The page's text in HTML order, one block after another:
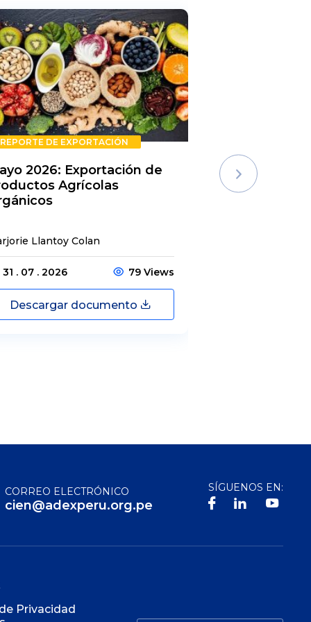
REPORTE DE EXPORTACIÓN
2026: Exportación de
Agrícolas
Llantoy Colan
31 . 07 . 2026 79 Views
Descargar documento
Rechazos
Semestre
CORREO ELECTRÓNICO
cien@adexperu.org.pe
SÍGUENOS EN:
Privacidad